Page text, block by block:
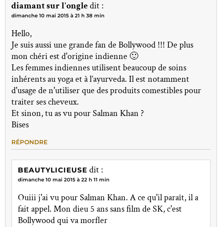
diamant sur l'ongledit :
dimanche 10 mai 2015 à 21 h 38 min
Hello,
Je suis aussi une grande fan de Bollywood !!! De plus
mon chéri est d'origine indienne 🙂
Les femmes indiennes utilisent beaucoup de soins
inhérents au yoga et à l’ayurveda. Il est notamment
d'usage de n'utiliser que des produits comestibles pour
traiter ses cheveux.
Et sinon, tu as vu pour Salman Khan ?
Bises
RÉPONDRE
BEAUTYLICIEUSE dit :
dimanche 10 mai 2015 à 22 h 11 min
Ouiii j'ai vu pour Salman Khan. A ce qu'il paraît, il a
fait appel. Mon dieu 5 ans sans film de SK, c'est
Bollywood qui va morfler